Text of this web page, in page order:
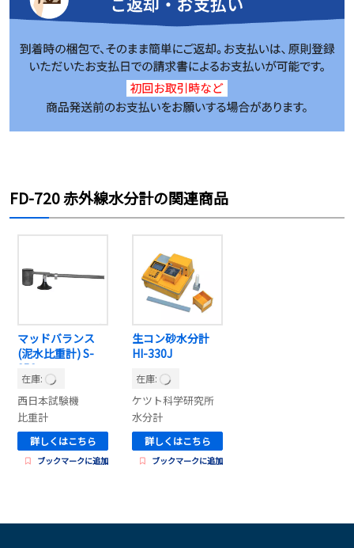
FD-720 赤外線水分計の関連商品
マッドバランス
(泥水比重計) S-
252
在庫:
西日本試験機
比重計
詳しくはこちら
ブックマークに追加
生コン砂水分計
HI-330J
在庫:
ケツト科学研究所
水分計
詳しくはこちら
ブックマークに追加